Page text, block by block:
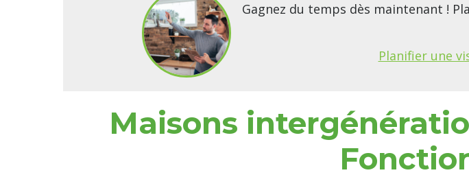
Gagnez du temps dès maintenant !
Planifier une
Maisons